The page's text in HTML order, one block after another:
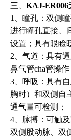
三、 KAJ-ER006
1、瞳孔：双侧
进行瞳孔直接、
设置；具有眼睑
2、气道：具有
鼻气管cha管操
3、呼吸：具有
胸时）和双侧自
通气量可检测；
4、脉搏：可触
双侧股动脉、双